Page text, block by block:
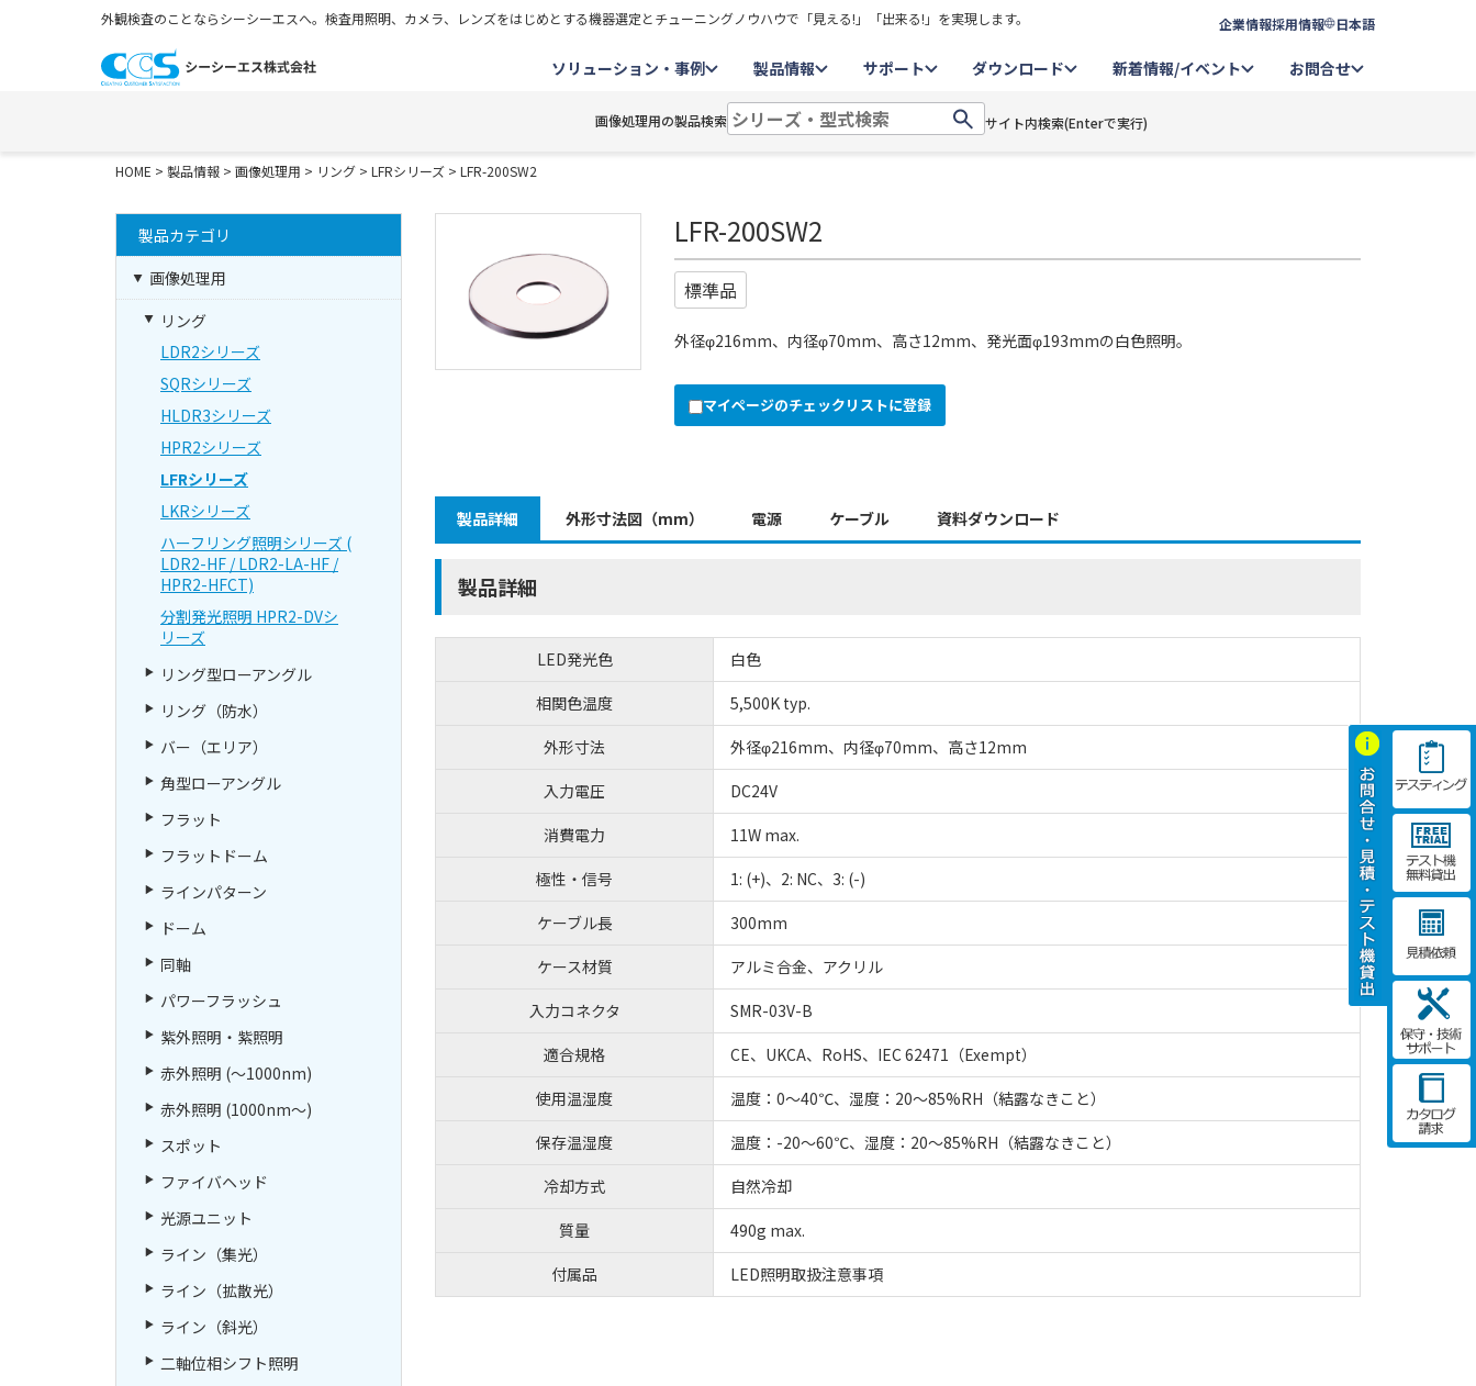
外観検査のことならシーシーエスへ。検査用照明、カメラ、レンズをはじめとする機器選定とチューニングノウハウで「見える!」「出来る!」を実現します。 企業情報採用情報 日本語
ソリューション・事例 製品情報 サポート ダウンロード 新着情報/イベント お問合せ
画像処理用の製品検索 サイト内検索(Enterで実行)
HOME > 製品情報 > 画像処理用 > リング > LFRシリーズ > LFR-200SW2
LFR-200SW2
標準品
外径φ216mm、内径φ70mm、高さ12mm、発光面φ193mmの白色照明。
マイページのチェックリストに登録
製品詳細 外形寸法図（mm） 電源 ケーブル 資料ダウンロード
製品詳細
LED発光色
白色
相関色温度
5,500K typ.
外形寸法
外径φ216mm、内径φ70mm、高さ12mm
入力電圧
DC24V
消費電力
11W max.
極性・信号
1: (+)、2: NC、3: (-)
ケーブル長
300mm
ケース材質
アルミ合金、アクリル
入力コネクタ
SMR-03V-B
適合規格
CE、UKCA、RoHS、IEC 62471（Exempt）
使用温湿度
温度：0～40℃、湿度：20～85%RH（結露なきこと）
保存温湿度
温度：-20～60℃、湿度：20～85%RH（結露なきこと）
冷却方式
自然冷却
質量
490g max.
付属品
LED照明取扱注意事項
製品カテゴリ
画像処理用
リング
LDR2シリーズ
SQRシリーズ
HLDR3シリーズ
HPR2シリーズ
LFRシリーズ
LKRシリーズ
ハーフリング照明シリーズ (
LDR2-HF / LDR2-LA-HF /
HPR2-HFCT)
分割発光照明 HPR2-DVシ
リーズ
リング型ローアングル
リング（防水）
バー（エリア）
角型ローアングル
フラット
フラットドーム
ラインパターン
ドーム
同軸
パワーフラッシュ
紫外照明・紫照明
赤外照明 (～1000nm)
赤外照明 (1000nm～)
スポット
ファイバヘッド
光源ユニット
ライン（集光）
ライン（拡散光）
ライン（斜光）
二軸位相シフト照明